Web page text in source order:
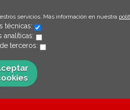
servicios. Más información en nuestra
técnicas:
analíticas:
terceros: